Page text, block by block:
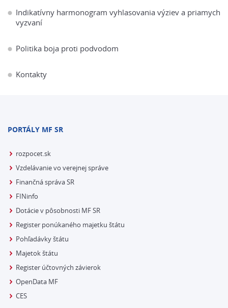
Indikatívny harmonogram vyhlasovania výziev a priamych
vyzvaní
Politika boja proti podvodom
Kontakty
PORTÁLY MF SR
rozpocet.sk
Vzdelávanie vo verejnej správe
Finančná správa SR
FINinfo
Dotácie v pôsobnosti MF SR
Register ponúkaného majetku štátu
Pohľadávky štátu
Majetok štátu
Register účtovných závierok
OpenData MF
CES